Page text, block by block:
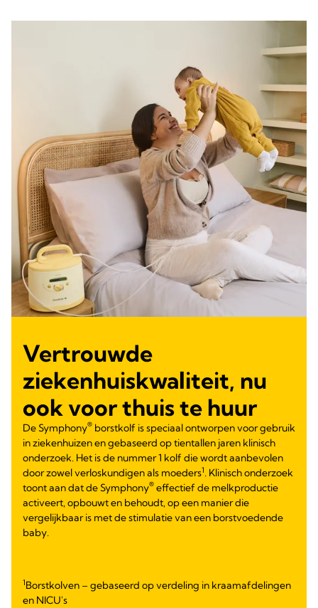
Vertrouwde
ziekenhuiskwaliteit, nu
ook voor thuis te huur
De Symphony® borstkolf is speciaal ontworpen voor gebruik
in ziekenhuizen en gebaseerd op tientallen jaren klinisch
onderzoek. Het is de nummer 1 kolf die wordt aanbevolen
door zowel verloskundigen als moeders1. Klinisch onderzoek
toont aan dat de Symphony® effectief de melkproductie
activeert, opbouwt en behoudt, op een manier die
vergelijkbaar is met de stimulatie van een borstvoedende
baby.
1Borstkolven – gebaseerd op verdeling in kraamafdelingen
en NICU's